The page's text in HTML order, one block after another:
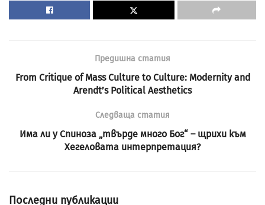
Предишна статия
From Critique of Mass Culture to Culture: Modernity and
Arendt’s Political Aesthetics
Следваща статия
Има ли у Спиноза „твърде много Бог“ – щрихи към
Хегеловата интерпретация?
Последни публикации